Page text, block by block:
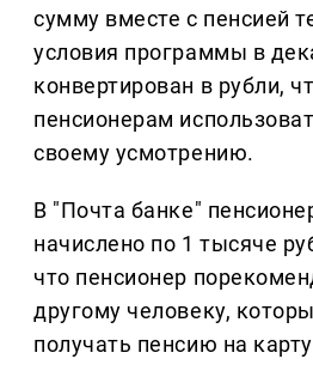
сумму вместе с пенсией
условия программы в
конвертирован в рубли,
пенсионерам
своему усмотрению.
В "Почта банке"
начислено по 1 тысяче
что пенсионер
другому человеку,
получать пенсию на